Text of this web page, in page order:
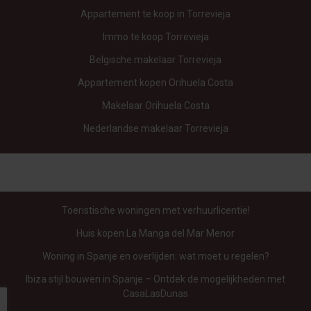
Onze voordelen:
29 jaar ervaring in beheer en verhuur
Volledig Nederlandstalige service
hart kunt boeken.Lees hiermeer 'over ons'.
Verwen uzelf met zekerheid,
comfort en service
Appartement te koop in Torrevieja
Immo te koop Torrevieja
Belgische makelaar Torrevieja
Appartement kopen Orihuela Costa
Makelaar Orihuela Costa
Nederlandse makelaar Torrevieja
Toeristische woningen met verhuurlicentie!
Huis kopen La Manga del Mar Menor
Woning in Spanje en overlijden: wat moet u regelen?
Ibiza stijl bouwen in Spanje – Ontdek de mogelijkheden met
CasaLasDunas